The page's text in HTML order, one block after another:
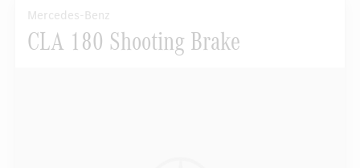
Mercedes-Benz
CLA 180 Shooting Brake